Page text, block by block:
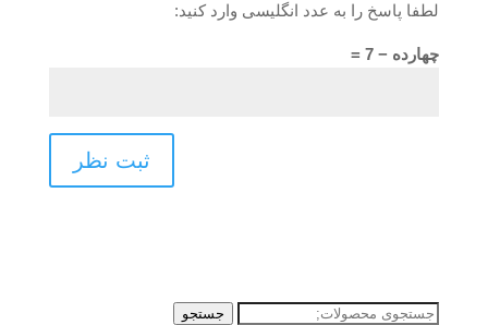
لطفا پاسخ را به عدد انگلیسی وارد کنید:
چهارده − 7 =
جستجو
جستجو